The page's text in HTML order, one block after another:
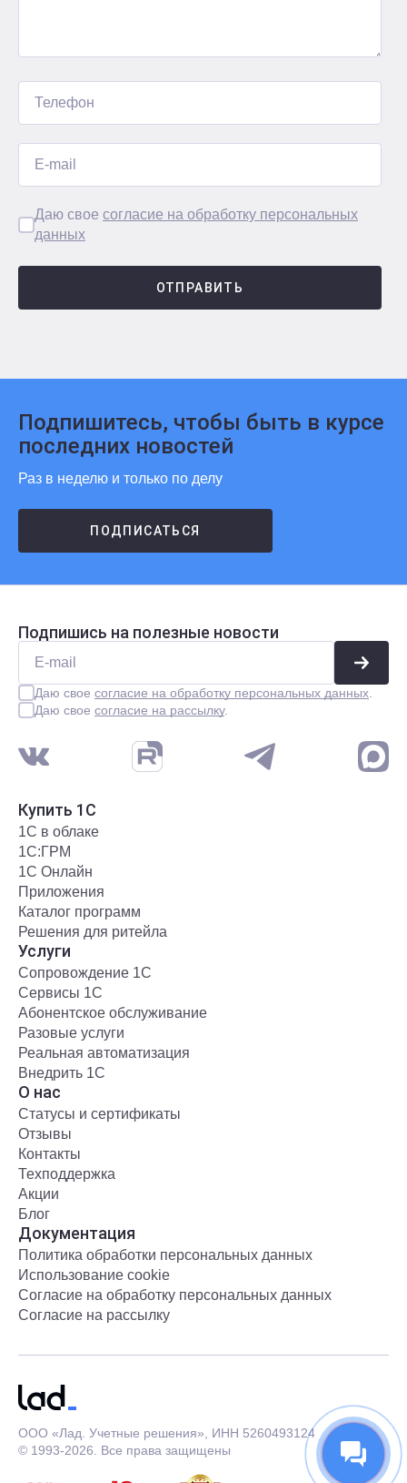
Даю свое согласие на обработку персональных
данных
ОТПРАВИТЬ
Подпишитесь, чтобы быть в курсе
последних новостей
Раз в неделю и только по делу
ПОДПИСАТЬСЯ
Подпишись на полезные новости
Даю свое согласие на обработку персональных данных
Даю свое согласие на рассылку.
Купить 1С
1С в облаке
1С:ГРМ
1С Онлайн
Приложения
Каталог программ
Решения для ритейла
Услуги
Сопровождение 1С
Сервисы 1С
Абонентское обслуживание
Разовые услуги
Реальная автоматизация
Внедрить 1С
О нас
Статусы и сертификаты
Отзывы
Контакты
Техподдержка
Акции
Блог
Документация
Политика обработки персональных данных
Использование cookie
Согласие на обработку персональных данных
Согласие на рассылку
ООО «Лад. Учетные решения», ИНН 5260493124
© 1993-2026. Все права защищены